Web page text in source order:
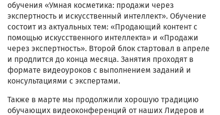
обучения «Умная косметика: продажи через
экспертность и искусственный интеллект». Обучение
состоит из актуальных тем: «Продающий контент с
помощью искусственного интеллекта» и «Продажи
через экспертность». Второй блок стартовал в апреле
и продлится до конца месяца. Занятия проходят в
формате видеоуроков с выполнением заданий и
консультациями с экспертами.
Также в марте мы продолжили хорошую традицию
обучающих видеоконференций от наших Лидеров и